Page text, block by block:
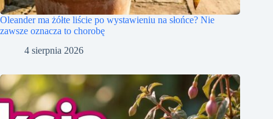
Oleander ma żółte liście po wystawieniu na słońce? Nie
zawsze oznacza to chorobę
4 sierpnia 2026